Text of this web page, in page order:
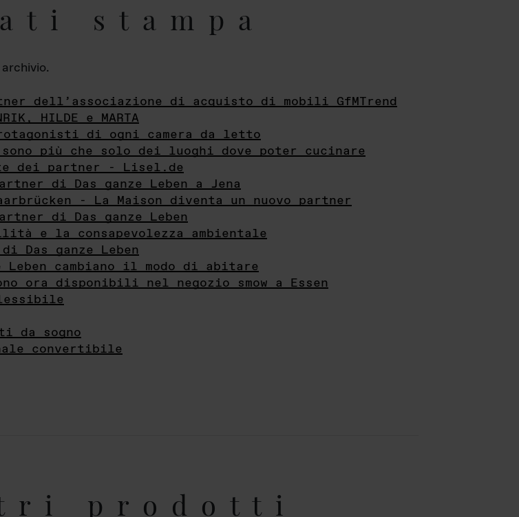
stampa
dell’associazione di acquisto di mobili GfMTrend
HILDE e MARTA
protagonisti di ogni camera da letto
sono più che solo dei luoghi dove poter cucinare
dei partner - Lisel.de
di Das ganze Leben a Jena
- La Maison diventa un nuovo partner
di Das ganze Leben
e la consapevolezza ambientale
Das ganze Leben
cambiano il modo di abitare
ora disponibili nel negozio smow a Essen
da sogno
convertibile
prodotti